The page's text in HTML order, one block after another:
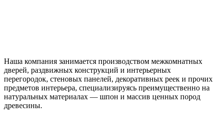
Наша компания занимается производством межкомнатных
дверей, раздвижных конструкций и интерьерных
перегородок, стеновых панелей, декоративных реек и прочих
предметов интерьера, специализируясь преимущественно на
натуральных материалах — шпон и массив ценных пород
древесины.